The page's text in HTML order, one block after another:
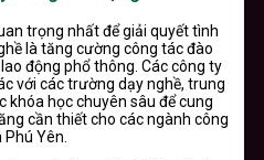
trọng nhất để giải quyết tình
là tăng cường công tác đào
động phổ thông. Các công ty
với các trường dạy nghề, trung
học chuyên sâu để cung
cần thiết cho các ngành công
Phú Yên.